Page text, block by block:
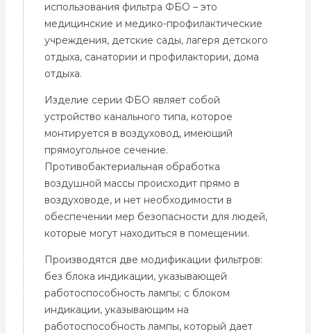
использования фильтра ФБО – это
медицинские и медико-профилактические
учреждения, детские сады, лагеря детского
отдыха, санатории и профилактории, дома
отдыха.
Изделие серии ФБО являет собой
устройство канального типа, которое
монтируется в воздуховод, имеющий
прямоугольное сечение.
Противобактериальная обработка
воздушной массы происходит прямо в
воздуховоде, и нет необходимости в
обеспечении мер безопасности для людей,
которые могут находиться в помещении.
Производятся две модификации фильтров:
без блока индикации, указывающей
работоспособность лампы; с блоком
индикации, указывающим на
работоспособность лампы, который дает